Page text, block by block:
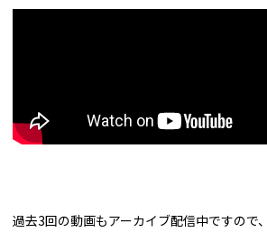
過去3回の動画もアーカイブ配信中ですので